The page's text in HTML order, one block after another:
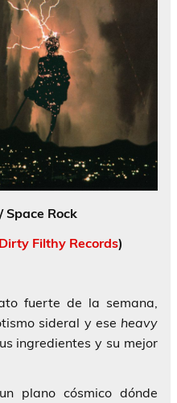
Space Rock
Dirty Filthy Records)
fuerte de la semana,
sideral y ese heavy
ingredientes y su mejor
plano cósmico dónde